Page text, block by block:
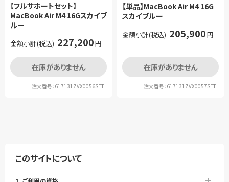
【フルサポートセット】
MacBook Air M4 16Gスカイブ
ルー
金額小計(税込) 227,200円
在庫がありません
注文番号：617131ZVX0056SET
【単品】MacBook Air M4 16G
スカイブルー
金額小計(税込) 205,900円
在庫がありません
注文番号：617131ZVX0057SET
このサイトについて